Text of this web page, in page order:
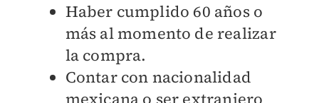
Haber cumplido 60 años o
más al momento de realizar
la compra.
Contar con nacionalidad